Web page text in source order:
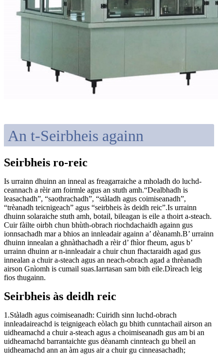
An t-Seirbheis againn
Seirbheis ro-reic
Is urrainn dhuinn an inneal as freagarraiche a mholadh do luchd-
ceannach a rèir am foirmle agus an stuth amh.“Dealbhadh is
leasachadh”, “saothrachadh”, “stàladh agus coimiseanadh”,
“trèanadh teicnigeach” agus “seirbheis às deidh reic”.Is urrainn
dhuinn solaraiche stuth amh, botail, bileagan is eile a thoirt a-steach.
Cuir fàilte oirbh chun bhùth-obrach riochdachaidh againn gus
ionnsachadh mar a bhios an innleadair againn a’ dèanamh.B’ urrainn
dhuinn innealan a ghnàthachadh a rèir d’ fhìor fheum, agus b’
urrainn dhuinn ar n-innleadair a chuir chun fhactaraidh agad gus
innealan a chuir a-steach agus an neach-obrach agad a thrèanadh
airson Gnìomh is cumail suas.Iarrtasan sam bith eile.Dìreach leig
fios thugainn.
Seirbheis às deidh reic
1.Stàladh agus coimiseanadh: Cuiridh sinn luchd-obrach
innleadaireachd is teignigeach eòlach gu bhith cunntachail airson an
uidheamachd a chuir a-steach agus a choimiseanadh gus am bi an
uidheamachd barrantaichte gus dèanamh cinnteach gu bheil an
uidheamachd ann an àm agus air a chuir gu cinneasachadh;